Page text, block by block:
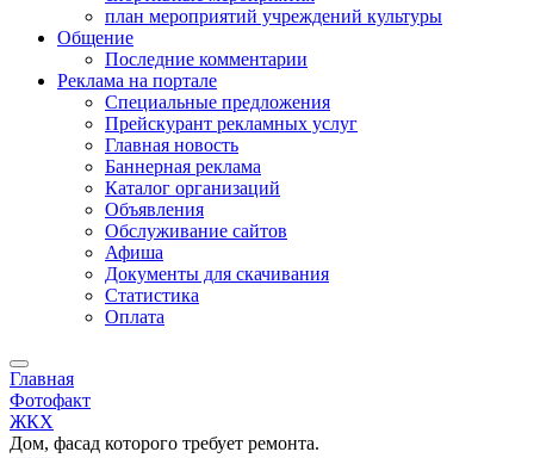
план мероприятий учреждений культуры
Общение
Последние комментарии
Реклама на портале
Специальные предложения
Прейскурант рекламных услуг
Главная новость
Баннерная реклама
Каталог организаций
Объявления
Обслуживание сайтов
Афиша
Документы для скачивания
Статистика
Оплата
Главная
Фотофакт
ЖКХ
Дом, фасад которого требует ремонта.